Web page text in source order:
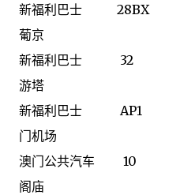
新福利巴士
葡京
新福利巴士
游塔
新福利巴士
门机场
澳门公共汽
阁庙